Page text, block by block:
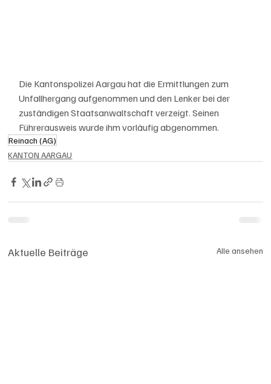
Die Kantonspolizei Aargau hat die Ermittlungen zum
Unfallhergang aufgenommen und den Lenker bei der
zuständigen Staatsanwaltschaft verzeigt. Seinen
Führerausweis wurde ihm vorläufig abgenommen.
Reinach (AG)
KANTON AARGAU
Aktuelle Beiträge Alle ansehen